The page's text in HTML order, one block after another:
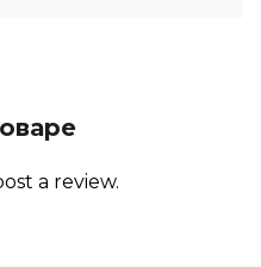
a review.